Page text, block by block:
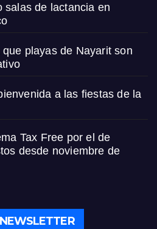
salas de lactancia en
playas de Nayarit son
a las fiestas de la
Tax Free por el de
desde noviembre de